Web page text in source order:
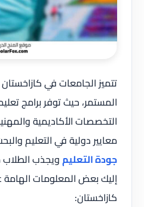
تتميز الجامعات في
المستمر، حيث توفر برامج
التخصصات الأكاديمية
معايير دولية في التعليم
جودة التعليمويجذب الطلاب
إليك بعض المعلومات
كازاخستان: